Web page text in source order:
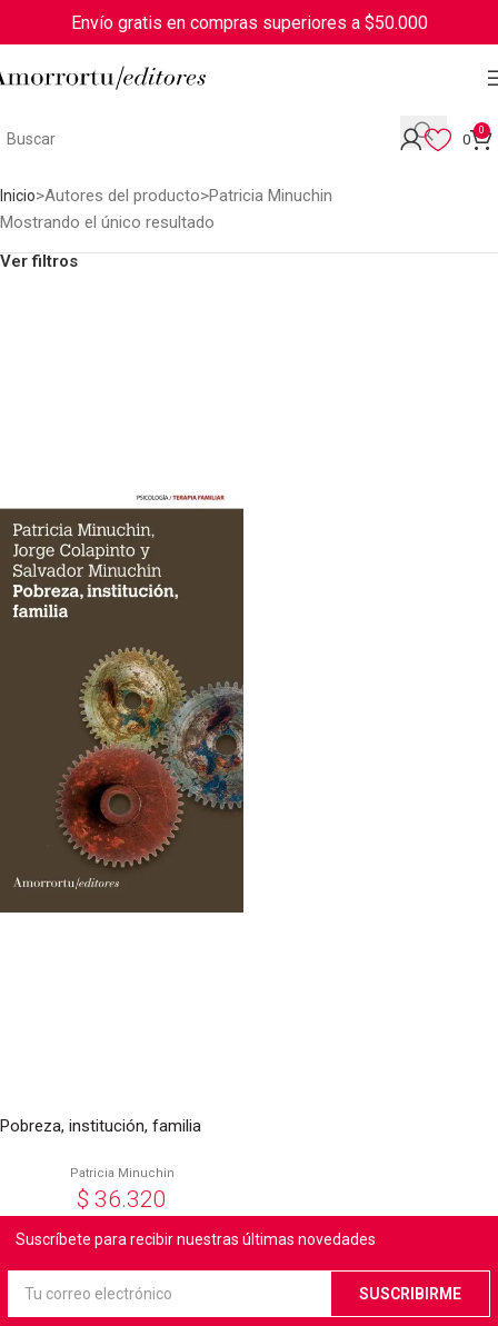
Envío gratis en compras superiores a $50.000
0
0
Inicio Autores del producto Patricia Minuchin
Mostrando el único resultado
Ver filtros
Pobreza, institución, familia
Patricia Minuchin
$ 36.320
Suscríbete para recibir nuestras últimas novedades